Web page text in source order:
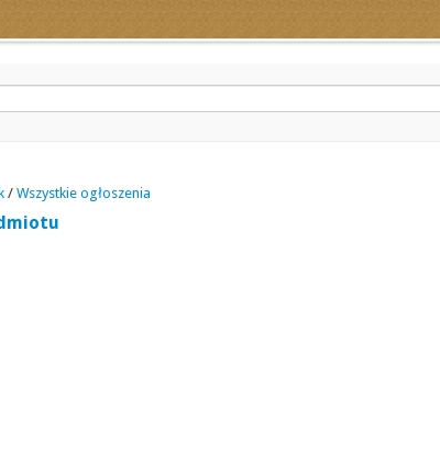
/ Wszystkie ogłoszenia